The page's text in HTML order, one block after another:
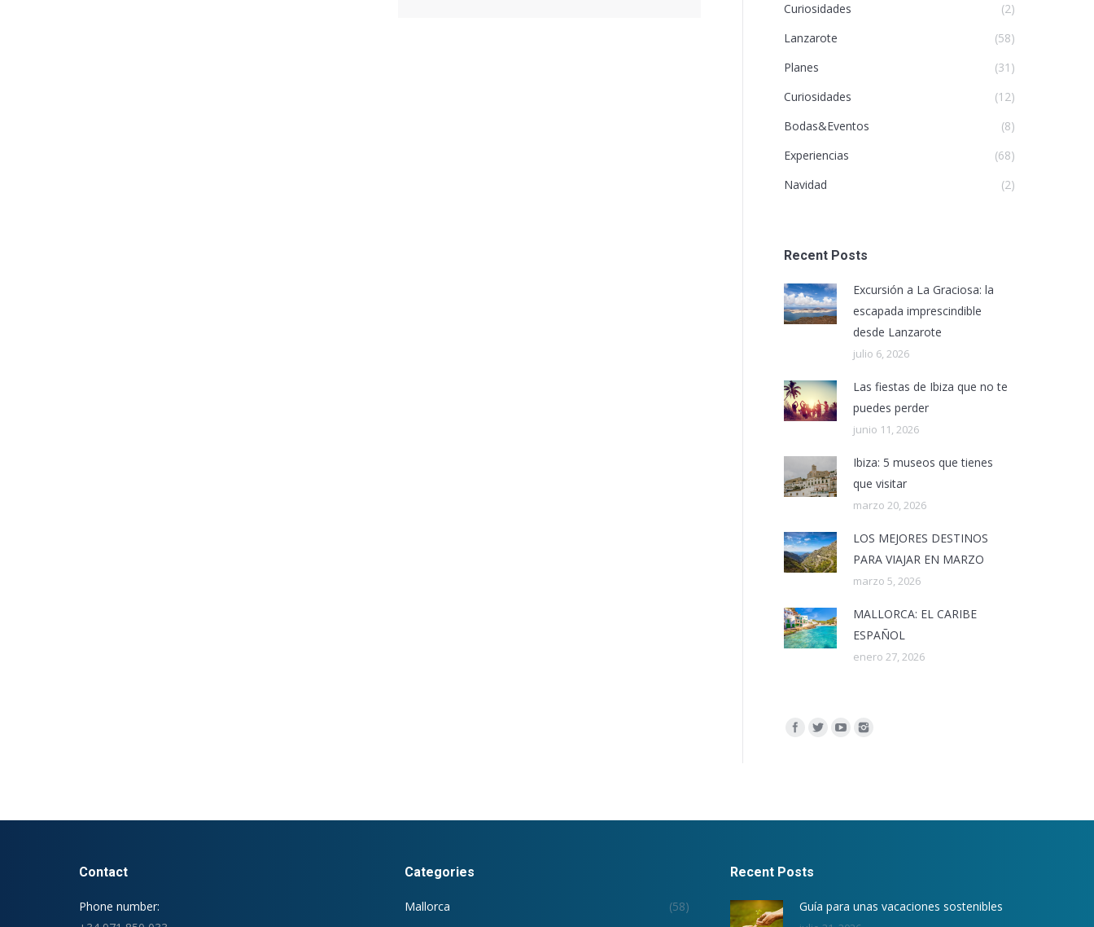
Curiosidades
(2)
Lanzarote
(58)
Planes
(31)
Curiosidades
(12)
Bodas&Eventos
(8)
Experiencias
(68)
Navidad
(2)
Recent Posts
Excursión a La Graciosa: la
escapada imprescindible
desde Lanzarote
julio 6, 2026
Las fiestas de Ibiza que no te
puedes perder
junio 11, 2026
Ibiza: 5 museos que tienes
que visitar
marzo 20, 2026
LOS MEJORES DESTINOS
PARA VIAJAR EN MARZO
marzo 5, 2026
MALLORCA: EL CARIBE
ESPAÑOL
enero 27, 2026
Encuéntranos en:
Contact
Phone number:
Categories
Mallorca (58)
Recent Posts
Guía para unas vacaciones sostenibles